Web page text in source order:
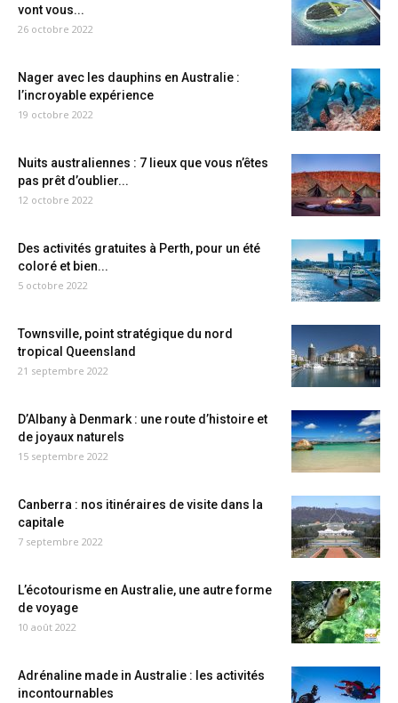
vont vous...
26 octobre 2022
Nager avec les dauphins en Australie :
l’incroyable expérience
19 octobre 2022
Nuits australiennes : 7 lieux que vous n’êtes
pas prêt d’oublier...
12 octobre 2022
Des activités gratuites à Perth, pour un été
coloré et bien...
5 octobre 2022
Townsville, point stratégique du nord
tropical Queensland
21 septembre 2022
D’Albany à Denmark : une route d’histoire et
de joyaux naturels
15 septembre 2022
Canberra : nos itinéraires de visite dans la
capitale
7 septembre 2022
L’écotourisme en Australie, une autre forme
de voyage
10 août 2022
Adrénaline made in Australie : les activités
incontournables